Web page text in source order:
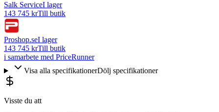
Salk ServiceI lager
143 745 krTill butik
Proshop.seI lager
143 745 krTill butik
i samarbete med PriceRunner
Visa alla specifikationerDölj specifikationer
Visste du att